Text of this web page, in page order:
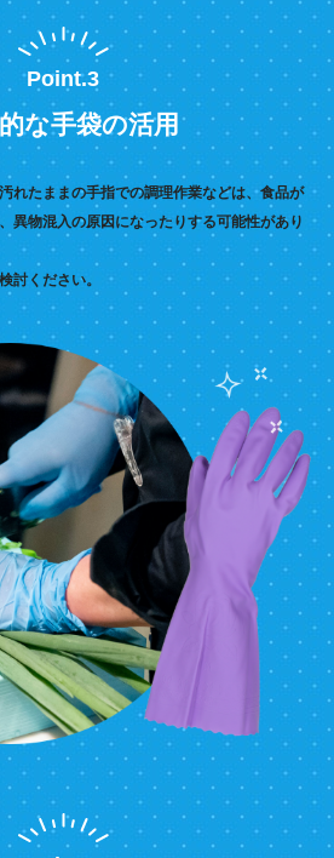
Point.3
な手袋の活用
れたままの手指での調理作業などは、食品が
異物混入の原因になったりする可能性があり
討ください。